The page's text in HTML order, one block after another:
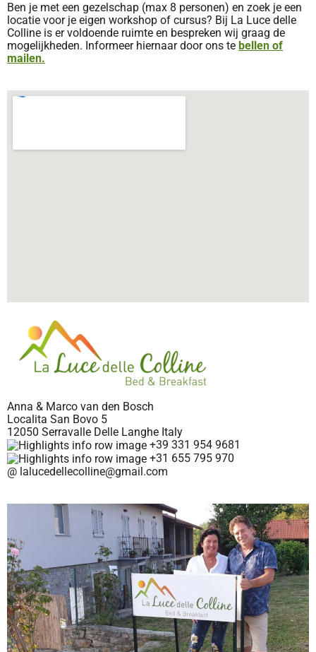
Ben je met een gezelschap (max 8 personen) en zoek je een
locatie voor je eigen workshop of cursus? Bij La Luce delle
Colline is er voldoende ruimte en bespreken wij graag de
mogelijkheden. Informeer hiernaar door ons te bellen of
mailen.
Anna & Marco van den Bosch
Localita San Bovo 5
12050 Serravalle Delle Langhe Italy
+39 331 954 9681
+31 655 795 970
@ lalucedellecolline@gmail.com